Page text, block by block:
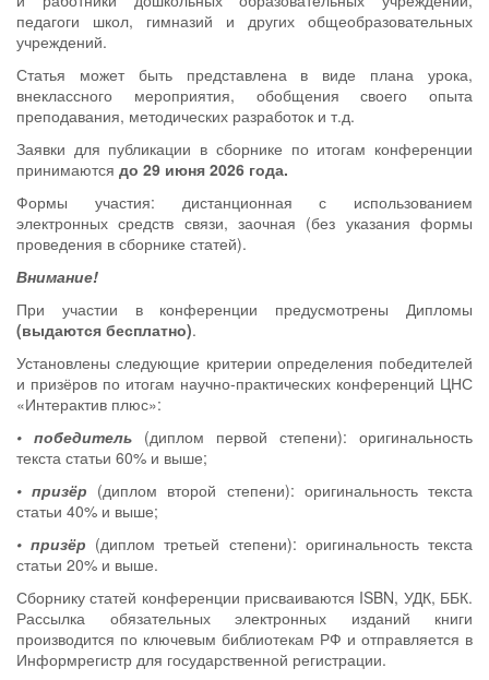
педагоги школ, гимназий и других общеобразовательных
учреждений.
Статья может быть представлена в виде плана урока,
внеклассного мероприятия, обобщения своего опыта
преподавания, методических разработок и т.д.
Заявки для публикации в сборнике по итогам конференции
принимаются до 29 июня 2026 года.
Формы участия: дистанционная с использованием
электронных средств связи, заочная (без указания формы
проведения в сборнике статей).
Внимание!
При участии в конференции предусмотрены Дипломы
(выдаются бесплатно).
Установлены следующие критерии определения победителей
и призёров по итогам научно-практических конференций ЦНС
«Интерактив плюс»:
• победитель (диплом первой степени): оригинальность
текста статьи 60% и выше;
• призёр (диплом второй степени): оригинальность текста
статьи 40% и выше;
• призёр (диплом третьей степени): оригинальность текста
статьи 20% и выше.
Сборнику статей конференции присваиваются ISBN, УДК, ББК.
Рассылка обязательных электронных изданий книги
производится по ключевым библиотекам РФ и отправляется в
Информрегистр для государственной регистрации.